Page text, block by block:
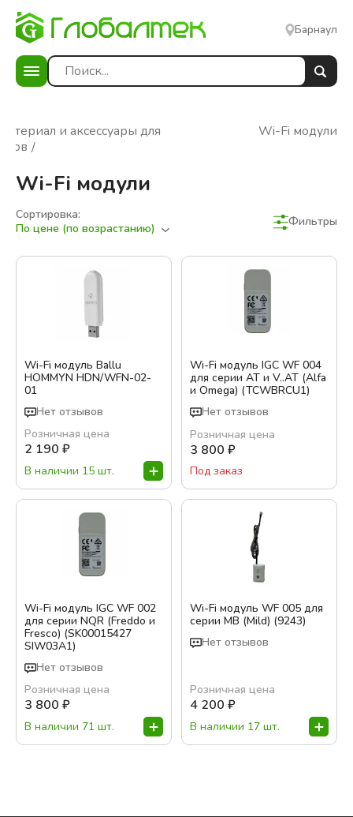
Барнаул
и аксессуары для
Wi-Fi модули
Wi-Fi модули
Сортировка:
По цене (по возрастанию)
Фильтры
Mild
Цвет:
Белый
Wi-Fi модуль Ballu
HOMMYN HDN/WFN-02-
01
Нет отзывов
Розничная цена
2 190 ₽
В наличии 15 шт.
Wi-Fi модуль IGC WF 004
для серии AT и V..AT (Alfa
и Omega) (TCWBRCU1)
Нет отзывов
Розничная цена
3 800 ₽
Под заказ
Wi-Fi модуль IGC WF 002
для серии NQR (Freddo и
Fresco) (SK00015427
SIW03A1)
Нет отзывов
Розничная цена
3 800 ₽
В наличии 71 шт.
Wi-Fi модуль WF 005 для
серии MB (Mild) (9243)
Нет отзывов
Розничная цена
4 200 ₽
В наличии 17 шт.